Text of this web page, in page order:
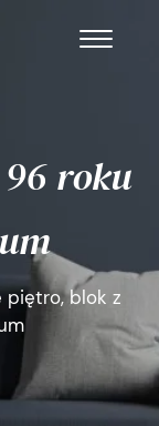
roku
piętro, blok z